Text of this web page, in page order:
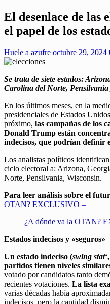
El desenlace de las
el papel de los
Huele a azufre octubre 29, 2024
Se trata de siete estados:
Carolina del Norte, Pensilvania
En los últimos meses, en la
presidenciales de Estados
próximo, las campañas de los
Donald Trump están
indecisos, que podrían definir
Los analistas políticos
ciclo electoral a: Arizona,
Norte, Pensilvania, Wisconsin.
Para leer análisis sobre el
OTAN? EXCLUSIVO –
¿A dónde va la OTAN?
Estados indecisos y «seguros»
Un estado indeciso (swing stat
partidos tienen niveles
votado por candidatos tanto
recientes votaciones. La lista
varias décadas había
indecisos, pero la cantidad